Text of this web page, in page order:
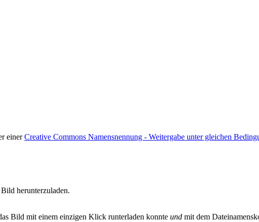
einerCreative Commons Namensnennung - Weitergabe unter gleichen
herunterzuladen.
Bild mit einem einzigen Klick runterladen konnte und mit dem